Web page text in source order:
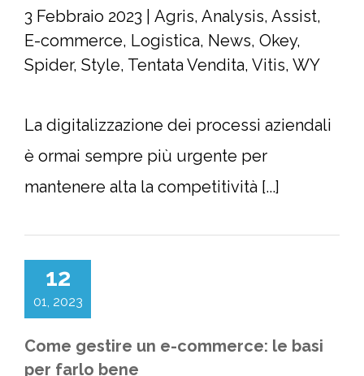
3 Febbraio 2023
Agris, Analysis, Assist,
E-commerce, Logistica, News, Okey,
Spider, Style, Tentata Vendita, Vitis, WY
La digitalizzazione dei processi aziendali
è ormai sempre più urgente per
mantenere alta la competitività [...]
12
01, 2023
Come gestire un e-commerce: le basi
per farlo bene